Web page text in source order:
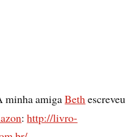
minha amigaBethescreveu
:http://livro-